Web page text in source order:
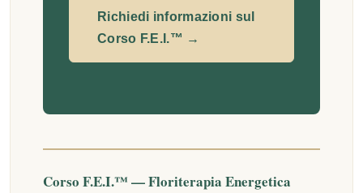
Richiedi informazioni sul
Corso F.E.I.™ →
Corso F.E.I.™ — Floriterapia Energetica